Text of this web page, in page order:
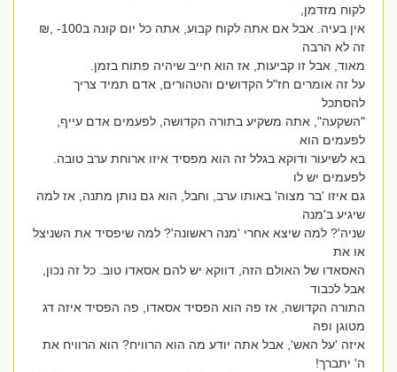
לקוח מזדמן,
אין בעיה. אבל אם אתה לקוח קבוע, אתה כל יום קונה ב100- ,₪
זה לא הרבה
מאוד, אבל זו קביעות, אז הוא חייב שיהיה פתוח בזמן.
על זה אומרים חז"ל הקדושים והטהורים, אדם תמיד צריך
להסתכל
"השקעה", אתה משקיע בתורה הקדושה, לפעמים אדם עייף,
לפעמים הוא
בא לשיעור ודוקא בגלל זה הוא מפסיד איזו ארוחת ערב טובה.
לפעמים יש לו
גם איזו 'בר מצוה' באותו ערב, וחבל, הוא גם נותן מתנה, אז למה
שיגיע ב'מנה
שניה'? למה שיצא אחרי 'מנה ראשונה'? למה שיפסיד את השניצל
או את
האסאדו של האולם הזה, דווקא יש להם אסאדו טוב. כל זה נכון,
אבל לכבוד
התורה הקדושה, אז פה הוא הפסיד אסאדו, פה הפסיד איזה דג
מטוגן ופה
איזה 'על האש', אבל אתה יודע מה הוא הרוויח? הוא הרוויח את
ה' יתברך!